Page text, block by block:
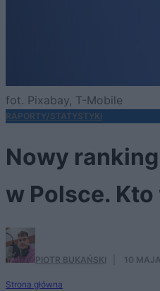
fot. Pixabay, T-Mobile
RAPORTY/STATYSTYKI
Nowy
w Polsce.
PIOTR BUKAŃSKI 10
Strona główna